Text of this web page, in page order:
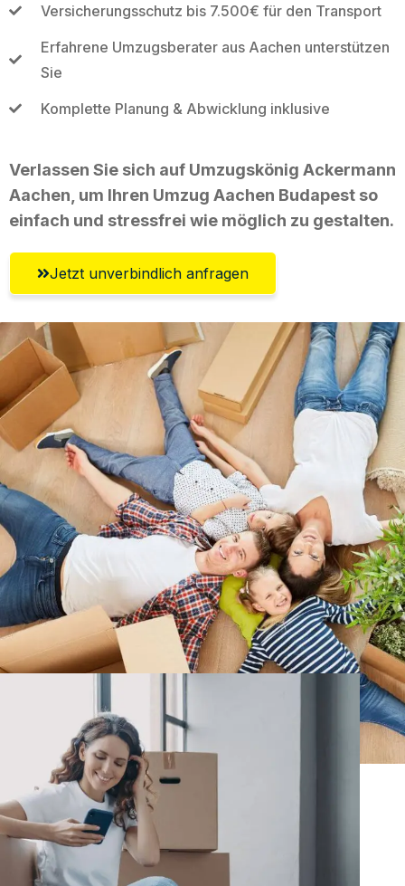
Versicherungsschutz bis 7.500€ für den Transport
Erfahrene Umzugsberater aus Aachen unterstützen
Sie
Komplette Planung & Abwicklung inklusive
Verlassen Sie sich auf Umzugskönig Ackermann
Aachen, um Ihren Umzug Aachen Budapest so
einfach und stressfrei wie möglich zu gestalten.
Jetzt unverbindlich anfragen